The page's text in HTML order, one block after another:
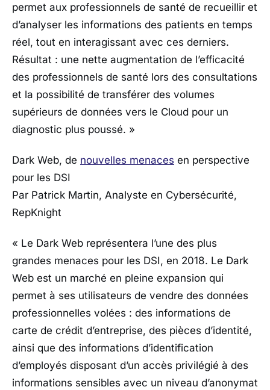
permet aux professionnels de santé de recueillir et
d’analyser les informations des patients en temps
réel, tout en interagissant avec ces derniers.
Résultat : une nette augmentation de l’efficacité
des professionnels de santé lors des consultations
et la possibilité de transférer des volumes
supérieurs de données vers le Cloud pour un
diagnostic plus poussé. »
Dark Web, de nouvelles menaces en perspective
pour les DSI
Par Patrick Martin, Analyste en Cybersécurité,
RepKnight
« Le Dark Web représentera l’une des plus
grandes menaces pour les DSI, en 2018. Le Dark
Web est un marché en pleine expansion qui
permet à ses utilisateurs de vendre des données
professionnelles volées : des informations de
carte de crédit d’entreprise, des pièces d’identité,
ainsi que des informations d’identification
d’employés disposant d’un accès privilégié à des
informations sensibles avec un niveau d’anonymat